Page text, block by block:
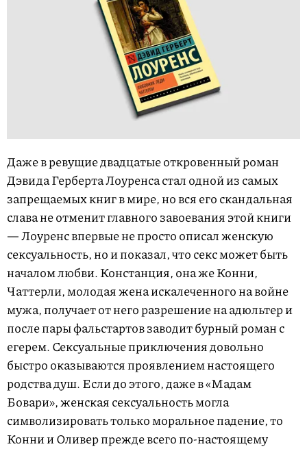
Даже в ревущие двадцатые откровенный роман
Дэвида Герберта Лоуренса стал одной из самых
запрещаемых книг в мире, но вcя его скандальная
слава не отменит главного завоевания этой книги
— Лоуренс впервые не просто описал женскую
сексуальность, но и показал, что секс может быть
началом любви. Констанция, она же Конни,
Чаттерли, молодая жена искалеченного на войне
мужа, получает от него разрешение на адюльтер и
после пары фальстартов заводит бурный роман с
егерем. Сексуальные приключения довольно
быстро оказываются проявлением настоящего
родства душ. Если до этого, даже в «Мадам
Бовари», женская сексуальность могла
символизировать только моральное падение, то
Конни и Оливер прежде всего по-настоящему